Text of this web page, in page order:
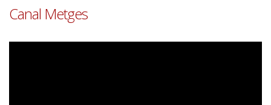
Canal Metges